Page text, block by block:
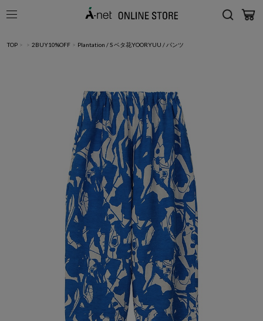
TOP > > 2BUY10%OFF > Plantation / S ベタ花YOORYUU / パンツ